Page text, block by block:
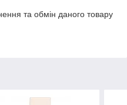
та обмін даного товару